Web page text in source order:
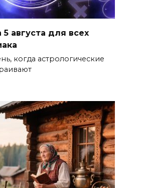
5 августа для всех
когда астрологические